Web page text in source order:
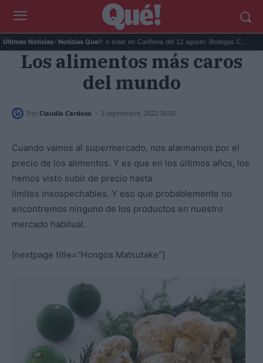
Últimas Noticias- Noticias Que!:
Sonorama Ri... Eclipse solar en Cariñena del 12 agosto: Bodegas C... Las
Los alimentos más caros
del mundo
Por Claudia Cardoso - 2 septiembre, 2022 06:05
Cuando vamos al supermercado, nos alarmamos por el
precio de los alimentos. Y es que en los últimos años, los
hemos visto subir de precio hasta
límites insospechables. Y eso que probablemente no
encontremos ninguno de los productos en nuestro
mercado habitual.
[nextpage title="Hongos Matsutake"]